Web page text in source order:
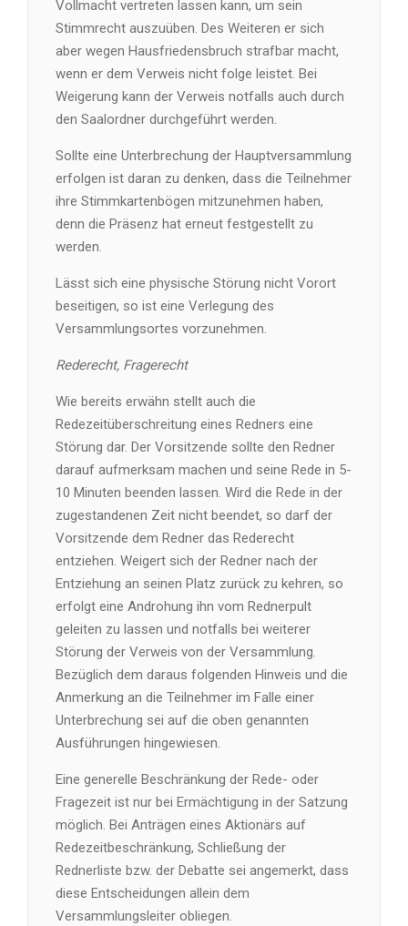
Vollmacht vertreten lassen kann, um sein
Stimmrecht auszuüben. Des Weiteren er sich
aber wegen Hausfriedensbruch strafbar macht,
wenn er dem Verweis nicht folge leistet. Bei
Weigerung kann der Verweis notfalls auch durch
den Saalordner durchgeführt werden.
Sollte eine Unterbrechung der Hauptversammlung
erfolgen ist daran zu denken, dass die Teilnehmer
ihre Stimmkartenbögen mitzunehmen haben,
denn die Präsenz hat erneut festgestellt zu
werden.
Lässt sich eine physische Störung nicht Vorort
beseitigen, so ist eine Verlegung des
Versammlungsortes vorzunehmen.
Rederecht, Fragerecht
Wie bereits erwähn stellt auch die
Redezeitüberschreitung eines Redners eine
Störung dar. Der Vorsitzende sollte den Redner
darauf aufmerksam machen und seine Rede in 5-
10 Minuten beenden lassen. Wird die Rede in der
zugestandenen Zeit nicht beendet, so darf der
Vorsitzende dem Redner das Rederecht
entziehen. Weigert sich der Redner nach der
Entziehung an seinen Platz zurück zu kehren, so
erfolgt eine Androhung ihn vom Rednerpult
geleiten zu lassen und notfalls bei weiterer
Störung der Verweis von der Versammlung.
Bezüglich dem daraus folgenden Hinweis und die
Anmerkung an die Teilnehmer im Falle einer
Unterbrechung sei auf die oben genannten
Ausführungen hingewiesen.
Eine generelle Beschränkung der Rede- oder
Fragezeit ist nur bei Ermächtigung in der Satzung
möglich. Bei Anträgen eines Aktionärs auf
Redezeitbeschränkung, Schließung der
Rednerliste bzw. der Debatte sei angemerkt, dass
diese Entscheidungen allein dem
Versammlungsleiter obliegen.